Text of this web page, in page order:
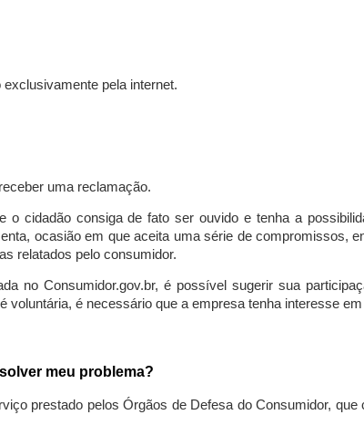
pela internet.
uma reclamação.
cidadão consiga de fato ser ouvido e tenha a
ocasião em que aceita uma série de compromissos,
relatados pelo consumidor.
no Consumidor.gov.br, é possível sugerir sua
voluntária, é necessário que a empresa tenha interesse em
meu problema?
prestado pelos Órgãos de Defesa do Consumidor,